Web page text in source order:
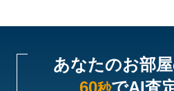
あなたのお部
60
でAI査